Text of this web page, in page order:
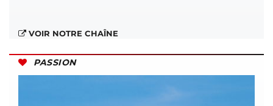
VOIR NOTRE CHAÎNE
PASSION